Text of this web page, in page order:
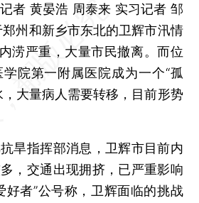
记者 黄晏浩 周泰来 实习记者 邹
郑州和新乡市东北的卫辉市汛情
涝严重，大量市民撤离。而位
院第一附属医院成为一个“孤
，大量病人需要转移，目前形势
指挥部消息，卫辉市目前内
，交通出现拥挤，已严重影响
好者”公号称，卫辉面临的挑战